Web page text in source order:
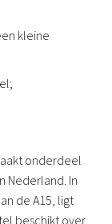
kleine
onderdeel
Nederland. In
de A15, ligt
beschikt over